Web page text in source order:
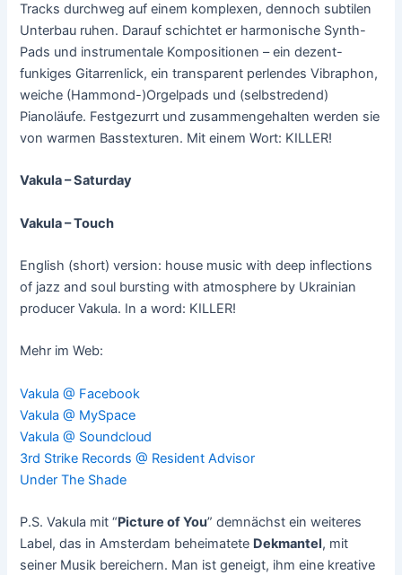
Tracks durchweg auf einem komplexen, dennoch subtilen
Unterbau ruhen. Darauf schichtet er harmonische Synth-
Pads und instrumentale Kompositionen – ein dezent-
funkiges Gitarrenlick, ein transparent perlendes Vibraphon,
weiche (Hammond-)Orgelpads und (selbstredend)
Pianoläufe. Festgezurrt und zusammengehalten werden sie
von warmen Basstexturen. Mit einem Wort: KILLER!
Vakula – Saturday
Vakula – Touch
English (short) version: house music with deep inflections
of jazz and soul bursting with atmosphere by Ukrainian
producer Vakula. In a word: KILLER!
Mehr im Web:
Vakula @ Facebook
Vakula @ MySpace
Vakula @ Soundcloud
3rd Strike Records @ Resident Advisor
Under The Shade
P.S. Vakula mit “Picture of You” demnächst ein weiteres
Label, das in Amsterdam beheimatete Dekmantel, mit
seiner Musik bereichern. Man ist geneigt, ihm eine kreative